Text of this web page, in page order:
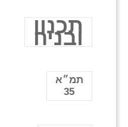
תכנון
ובניה
תמ״א
35